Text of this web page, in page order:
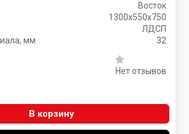
Восток
1300х550х750
ЛДСП
мм
32
Нет отзывов
В корзину